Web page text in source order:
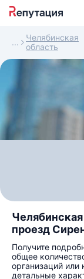
Челябинская
область
Челябинская
проезд
Получите
общее
организаций
детальные